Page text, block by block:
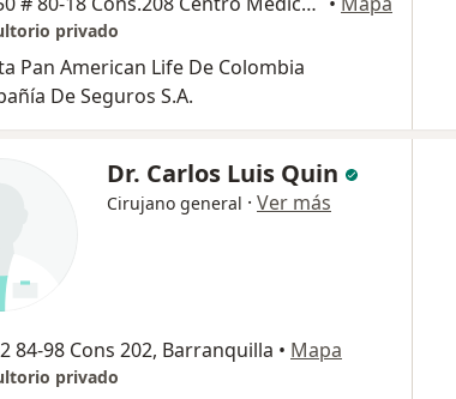
privado
Pan American Life De Colombia
De Seguros S.A.
Dr. Carlos Luis Quin
Cirujano general · Ver más
84-98 Cons 202, Barranquilla • Mapa
privado